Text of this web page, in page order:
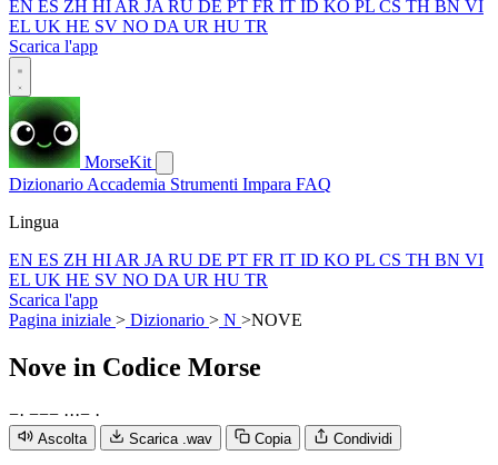
EN ES ZH HI AR JA RU DE PT FR IT ID KO PL CS TH BN VI
EL UK HE SV NO DA UR HU TR
Scarica l'app
MorseKit
Dizionario Accademia Strumenti Impara FAQ
Lingua
EN ES ZH HI AR JA RU DE PT FR IT ID KO PL CS TH BN VI
EL UK HE SV NO DA UR HU TR
Scarica l'app
Pagina iniziale > Dizionario > N >NOVE
Nove in Codice Morse
−· −−− ···− ·
Ascolta Scarica .wav Copia Condividi